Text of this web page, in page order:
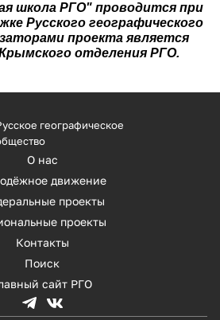
школа РГО" проводится при
Русского географического
проекта является
отделения РГО.
географическое
О нас
движение
проекты
проекты
Контакты
Поиск
сайт РГО